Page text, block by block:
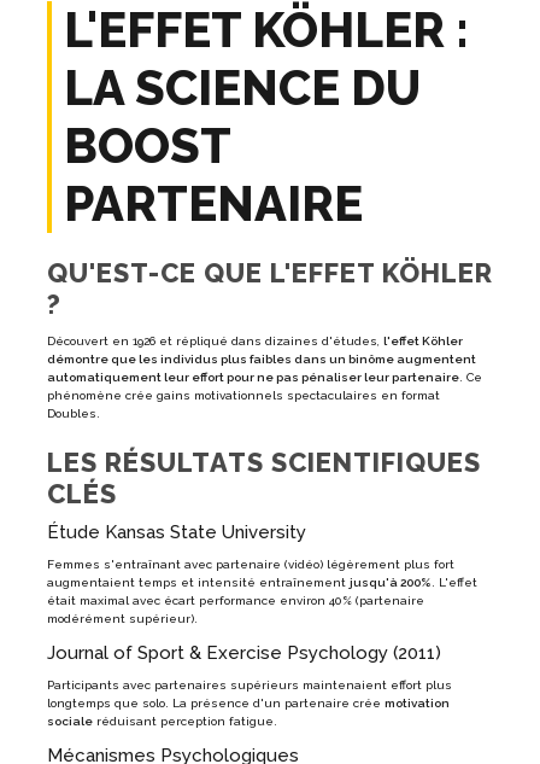
L'EFFET KÖHLER :
LA SCIENCE DU
BOOST
PARTENAIRE
QU'EST-CE QUE L'EFFET KÖHLER
?
Découvert en 1926 et répliqué dans dizaines d'études, l'effet Köhler
démontre que les individus plus faibles dans un binôme augmentent
automatiquement leur effort pour ne pas pénaliser leur partenaire. Ce
phénomène crée gains motivationnels spectaculaires en format
Doubles.
LES RÉSULTATS SCIENTIFIQUES
CLÉS
Étude Kansas State University
Femmes s'entraînant avec partenaire (vidéo) légèrement plus fort
augmentaient temps et intensité entraînement jusqu'à 200%. L'effet
était maximal avec écart performance environ 40% (partenaire
modérément supérieur).
Journal of Sport & Exercise Psychology (2011)
Participants avec partenaires supérieurs maintenaient effort plus
longtemps que solo. La présence d'un partenaire crée motivation
sociale réduisant perception fatigue.
Mécanismes Psychologiques